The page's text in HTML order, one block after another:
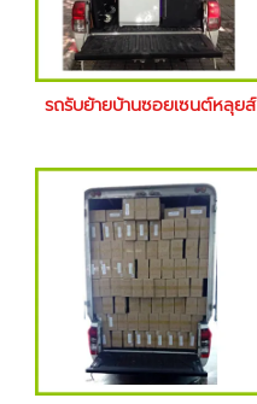
รถรับย้ายบ้านซอยเซนต์หลุยส์